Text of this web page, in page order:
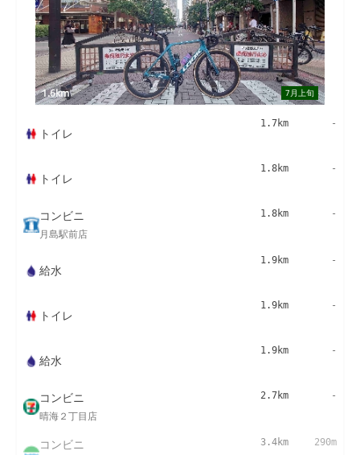
7月上旬
1.6km
トイレ
1.7km -
トイレ
1.8km -
コンビニ
月島駅前店
1.8km -
給水
1.9km -
トイレ
1.9km -
給水
1.9km -
コンビニ
晴海２丁目店
2.7km -
コンビニ 3.4km 290m